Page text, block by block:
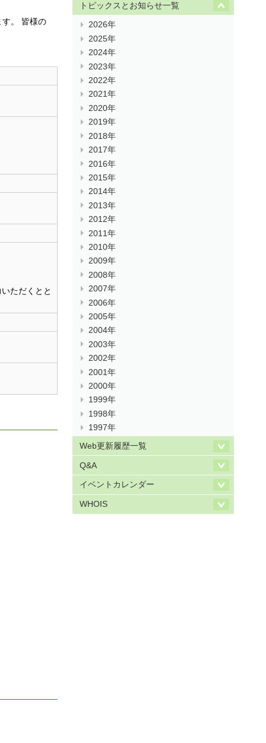
。 皆様の
ただくとと
トピックスとお知らせ一覧
2026年
2025年
2024年
2023年
2022年
2021年
2020年
2019年
2018年
2017年
2016年
2015年
2014年
2013年
2012年
2011年
2010年
2009年
2008年
2007年
2006年
2005年
2004年
2003年
2002年
2001年
2000年
1999年
1998年
1997年
Web更新履歴一覧
Q&A
イベントカレンダー
WHOIS